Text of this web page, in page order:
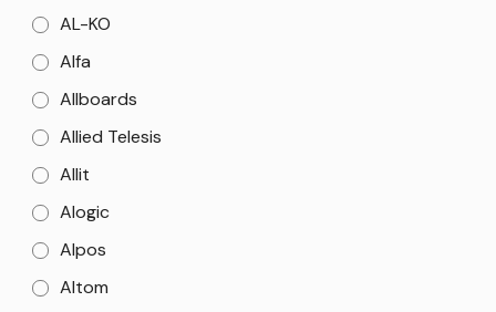
AL-KO
Alfa
Allboards
Allied Telesis
Allit
Alogic
Alpos
Altom